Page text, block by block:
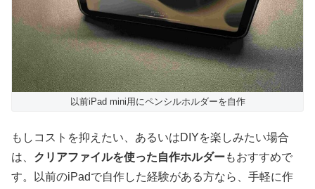
以前iPad mini用にペンシルホルダーを自作
もしコストを抑えたい、あるいはDIYを楽しみたい場合
は、 クリアファイルを使った自作ホルダーもおすすめで
す。以前のiPadで自作した経験がある方なら、手軽に作